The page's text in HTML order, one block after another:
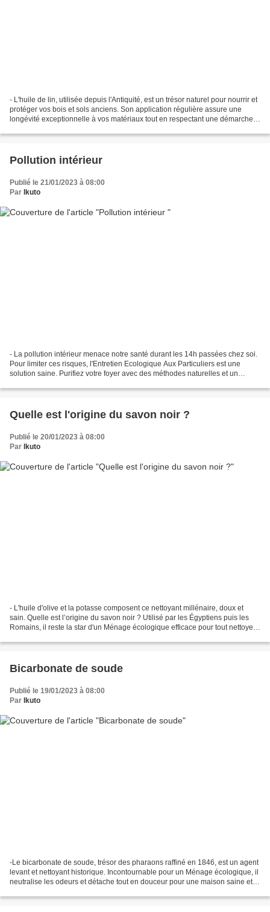
- L'huile de lin, utilisée depuis l'Antiquité, est un trésor naturel pour nourrir et
protéger vos bois et sols anciens. Son application régulière assure une
longévité exceptionnelle à vos matériaux tout en respectant une démarche
Pollution intérieur
Publié le 21/01/2023 à 08:00
Par Ikuto
- La pollution intérieur menace notre santé durant les 14h passées chez soi.
Pour limiter ces risques, l'Entretien Ecologique Aux Particuliers est une
solution saine. Purifiez votre foyer avec des méthodes naturelles et un
Quelle est l'origine du savon noir ?
Publié le 20/01/2023 à 08:00
Par Ikuto
- L'huile d'olive et la potasse composent ce nettoyant millénaire, doux et
sain. Quelle est l’origine du savon noir ? Utilisé par les Égyptiens puis les
Romains, il reste la star d'un Ménage écologique efficace pour tout nettoyer
Bicarbonate de soude
Publié le 19/01/2023 à 08:00
Par Ikuto
-Le bicarbonate de soude, trésor des pharaons raffiné en 1846, est un agent
levant et nettoyant historique. Incontournable pour un Ménage écologique, il
neutralise les odeurs et détache tout en douceur pour une maison saine et